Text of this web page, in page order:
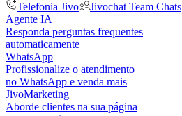
Telefonia Jivo
Jivochat Team Chats
Agente IA
Responda perguntas frequentes
automaticamente
WhatsApp
Profissionalize o atendimento
no WhatsApp e venda mais
JivoMarketing
Aborde clientes na sua página